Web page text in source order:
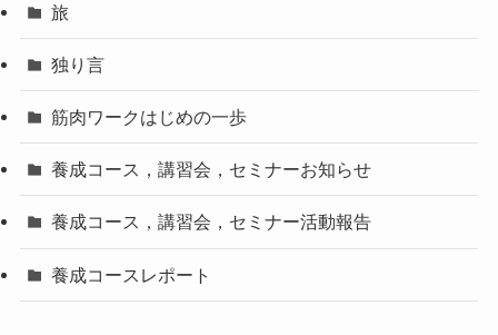
旅
独り言
筋肉ワークはじめの一歩
養成コース，講習会，セミナーお知らせ
養成コース，講習会，セミナー活動報告
養成コースレポート